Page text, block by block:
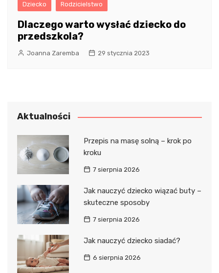
Dziecko Rodzicielstwo
Dlaczego warto wysłać dziecko do
przedszkola?
Joanna Zaremba 29 stycznia 2023
Aktualności
Przepis na masę solną – krok po
kroku
7 sierpnia 2026
Jak nauczyć dziecko wiązać buty –
skuteczne sposoby
7 sierpnia 2026
Jak nauczyć dziecko siadać?
6 sierpnia 2026